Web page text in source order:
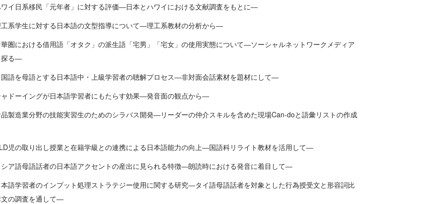
ワイ日系移民「元年者」に対する評価―日本とハワイにおける文献調査をもとに―
工系学生に対する日本語の文型指導について―理工系教材の分析から―
華圏における借用語「オタク」の派生語「宅男」「宅女」の使用実態について―ソーシャルネットワークメディア
探る―
国語を母語とする日本語中・上級学習者の聴解プロセス―非対面会話素材を題材にして―
ャドーイングが日本語学習者にもたらす効果―発音面の観点から―
品製造業分野の技能実習生のためのシラバス開発―リーダーの仲介スキルを含めた現場Can-doと語彙リストの作成
児の取り出し授業と在籍学級との連携による日本語能力の向上―国語科リライト教材を活用して―
シア語母語話者の日本語アクセントの産出に見られる特徴―朗読時における発音に着目して―
本語学習者のインプット処理ストラテジー使用に関する研究―タイ語母語話者を対象とした行為授受文と形容詞比
の調査を通して―